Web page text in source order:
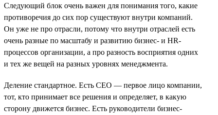
Следующий блок очень важен для понимания того, какие
противоречия до сих пор существуют внутри компаний.
Он уже не про отрасли, потому что внутри отраслей есть
очень разные по масштабу и развитию бизнес- и HR-
процессов организации, а про разность восприятия одних
и тех же вещей на разных уровнях менеджмента.
Деление стандартное. Есть СЕО — первое лицо компании,
тот, кто принимает все решения и определяет, в какую
сторону движется бизнес. Есть руководители бизнес-